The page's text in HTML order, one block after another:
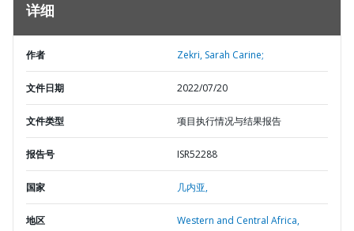
详细
作者 Zekri, Sarah Carine;
文件日期 2022/07/20
文件类型 项目执行情况与结果报告
报告号 ISR52288
国家 几内亚,
地区 Western and Central Africa,